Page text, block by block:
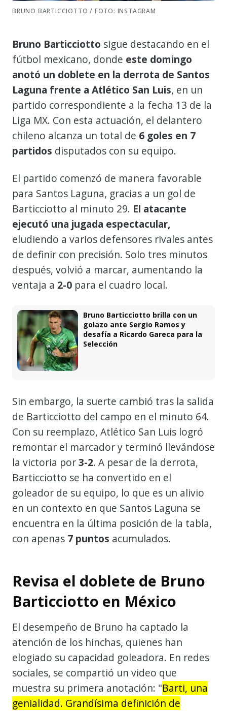
BRUNO BARTICCIOTTO / FOTO: INSTAGRAM
Bruno Barticciotto sigue destacando en el
fútbol mexicano, donde este domingo
anotó un doblete en la derrota de Santos
Laguna frente a Atlético San Luis, en un
partido correspondiente a la fecha 13 de la
Liga MX. Con esta actuación, el delantero
chileno alcanza un total de 6 goles en 7
partidos disputados con su equipo.
El partido comenzó de manera favorable
para Santos Laguna, gracias a un gol de
Barticciotto al minuto 29. El atacante
ejecutó una jugada espectacular,
eludiendo a varios defensores rivales antes
de definir con precisión. Solo tres minutos
después, volvió a marcar, aumentando la
ventaja a 2-0 para el cuadro local.
Bruno Barticciotto brilla con un
golazo ante Sergio Ramos y
desafía a Ricardo Gareca para la
Selección
Sin embargo, la suerte cambió tras la salida
de Barticciotto del campo en el minuto 64.
Con su reemplazo, Atlético San Luis logró
remontar el marcador y terminó llevándose
la victoria por3-2. A pesar de la derrota,
Barticciotto se ha convertido en el
goleador de su equipo, lo que es un alivio
en un contexto en que Santos Laguna se
encuentra en la última posición de la tabla,
con apenas 7 puntos acumulados.
Revisa el doblete de Bruno
Barticciotto en México
El desempeño de Bruno ha captado la
atención de los hinchas, quienes han
elogiado su capacidad goleadora. En redes
sociales, se compartió un video que
muestra su primera anotación: "Barti, una
genialidad. Grandísima definición de